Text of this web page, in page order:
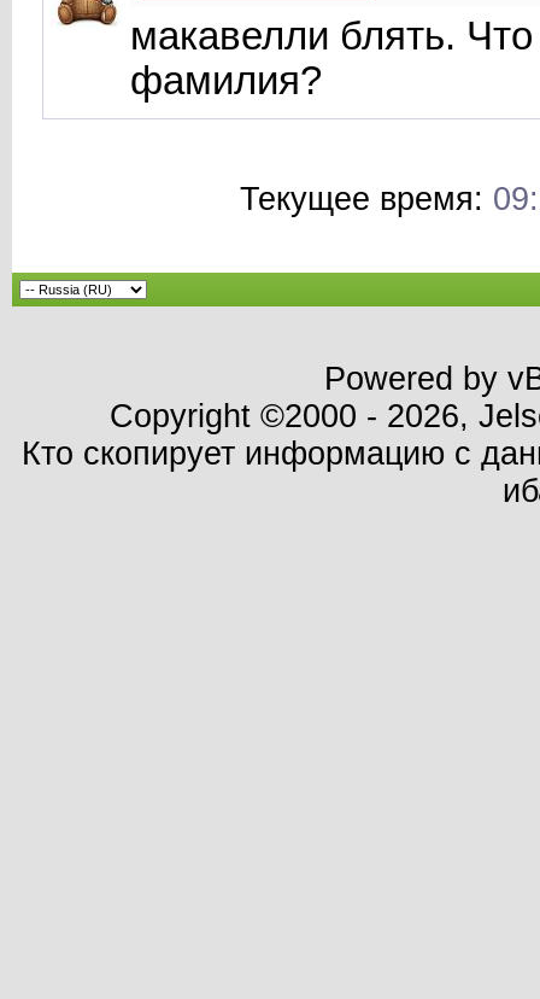
макавелли блять.
фамилия?
Текущее время:
Powered by
Copyright ©2000 - 2026,
Кто скопирует информацию с